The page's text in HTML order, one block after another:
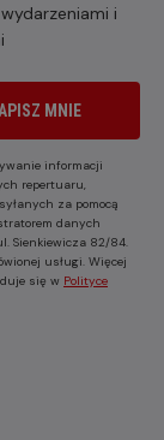
i
MNIE
informacji
repertuaru,
za pomocą
danych
Sienkiewicza 82/84.
usługi. Więcej
się w Polityce